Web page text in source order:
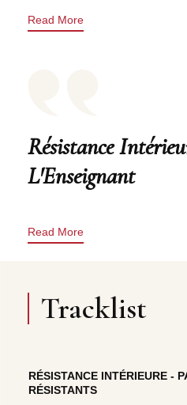
Read More
Résistance
L'Enseignant
Read More
Tracklist
RÉSISTANCE INTÉRIEURE -
RÉSISTANTS